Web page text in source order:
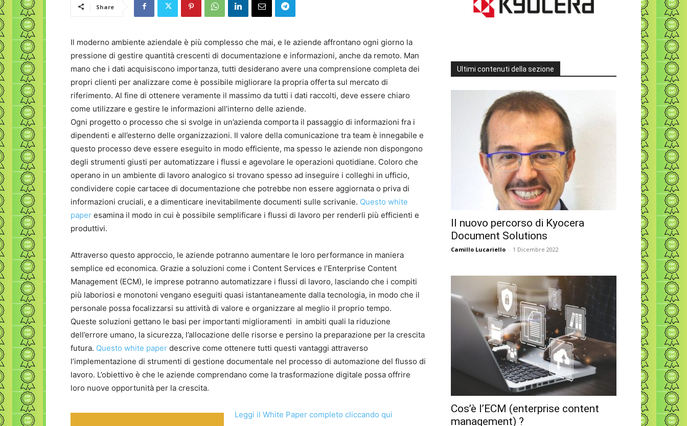
Share
Il moderno ambiente aziendale è più complesso che mai, e le aziende affrontano ogni giorno la
pressione di gestire quantità crescenti di documentazione e informazioni, anche da remoto. Man
mano che i dati acquisiscono importanza, tutti desiderano avere una comprensione completa dei
propri clienti per analizzare come è possibile migliorare la propria offerta sul mercato di
riferimento. Al fine di ottenere veramente il massimo da tutti i dati raccolti, deve essere chiaro
come utilizzare e gestire le informazioni all’interno delle aziende.
Ogni progetto o processo che si svolge in un’azienda comporta il passaggio di informazioni fra i
dipendenti e all’esterno delle organizzazioni. Il valore della comunicazione tra team è innegabile e
questo processo deve essere eseguito in modo efficiente, ma spesso le aziende non dispongono
degli strumenti giusti per automatizzare i flussi e agevolare le operazioni quotidiane. Coloro che
operano in un ambiente di lavoro analogico si trovano spesso ad inseguire i colleghi in ufficio,
condividere copie cartacee di documentazione che potrebbe non essere aggiornata o priva di
informazioni cruciali, e a dimenticare inevitabilmente documenti sulle scrivanie. Questo white
paper esamina il modo in cui è possibile semplificare i flussi di lavoro per renderli più efficienti e
produttivi.
Attraverso questo approccio, le aziende potranno aumentare le loro performance in maniera
semplice ed economica. Grazie a soluzioni come i Content Services e l’Enterprise Content
Management (ECM), le imprese potranno automatizzare i flussi di lavoro, lasciando che i compiti
più laboriosi e monotoni vengano eseguiti quasi istantaneamente dalla tecnologia, in modo che il
personale possa focalizzarsi su attività di valore e organizzare al meglio il proprio tempo.
Queste soluzioni gettano le basi per importanti miglioramenti in ambiti quali la riduzione
dell’errore umano, la sicurezza, l’allocazione delle risorse e persino la preparazione per la crescita
futura. Questo white paper descrive come ottenere tutti questi vantaggi attraverso
l’implementazione di strumenti di gestione documentale nel processo di automazione del flusso di
lavoro. L’obiettivo è che le aziende comprendano come la trasformazione digitale possa offrire
loro nuove opportunità per la crescita.
Leggi il White Paper completo cliccando qui
Ultimi contenuti della sezione
Il nuovo percorso di Kyocera
Document Solutions
Camillo Lucariello - 1 Dicembre 2022
Cos’è l’ECM (enterprise content
management) ?